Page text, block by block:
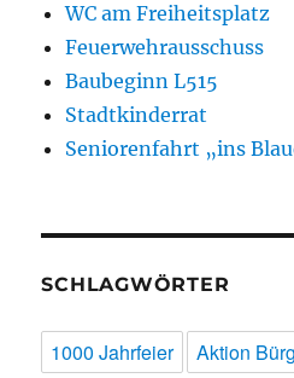
WC am Freiheitsplatz
Feuerwehrausschuss
Baubeginn L515
Stadtkinderrat
Seniorenfahrt „ins
SCHLAGWÖRTER
1000 Jahrfeier
Aktion